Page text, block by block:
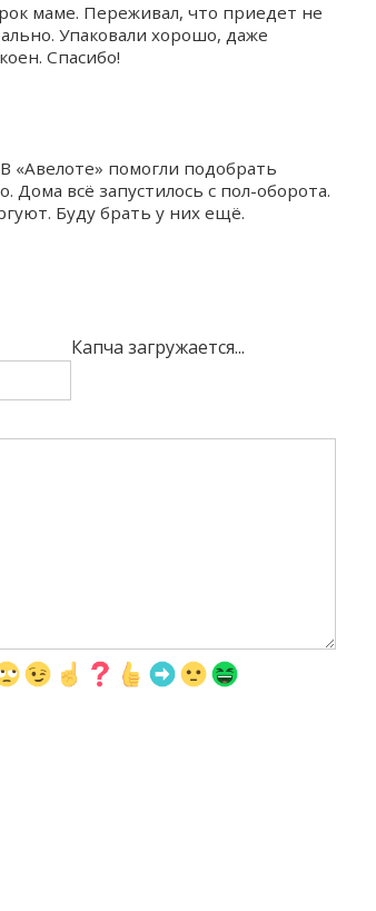
маме. Переживал, что приедет не
Упаковали хорошо, даже
Спасибо!
«Авелоте» помогли подобрать
всё запустилось с пол-оборота.
Буду брать у них ещё.
Капча загружается...